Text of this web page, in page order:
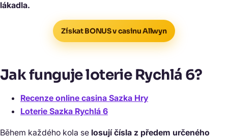
lákadla.
Získat BONUS v casinu Allwyn
Jak funguje loterie Rychlá 6?
Recenze online casina Sazka Hry
Loterie Sazka Rychlá 6
Během každého kola se losují čísla z předem určeného